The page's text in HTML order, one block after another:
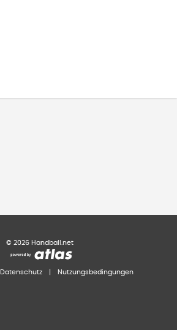
© 2026 Handball.net
Datenschutz Nutzungsbedingungen